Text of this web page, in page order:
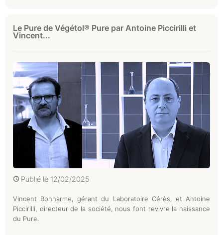
Le Pure de Végétol® Pure par Antoine Piccirilli et
Vincent...
Publié le 12/02/2025
Vincent Bonnarme, gérant du Laboratoire Cérès, et Antoine
Piccirilli, directeur de la société, nous font revivre la naissance
du Pure.